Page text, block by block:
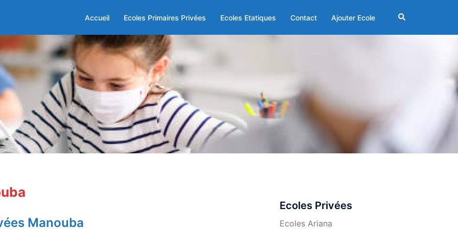
Accueil Ecoles Primaires Privées Ecoles Etatiques Contact Ajouter Ecole Rechercher
Manouba
Ecoles Privées
Ecoles Ariana